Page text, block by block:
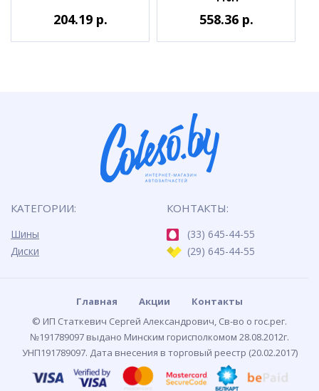
204.19 р. 558.36 р.
КАТЕГОРИИ:
Шины
Диски
КОНТАКТЫ:
(33) 645-44-55
(29) 645-44-55
Главная Акции
Контакты
© ИП Статкевич Сергей Александрович, Св-во о гос.рег.
№191789097 выдано Минским горисполкомом 28.08.2012г.
УНП191789097. Дата внесения в торговый реестр (20.02.2017)